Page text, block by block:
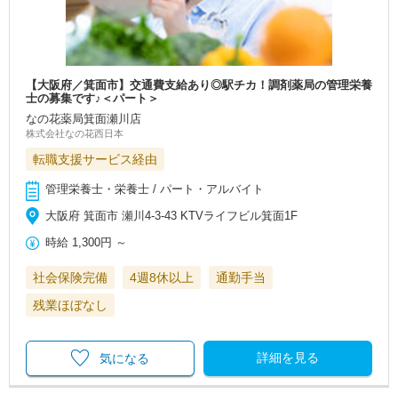
【大阪府／箕面市】交通費支給あり◎駅チカ！調剤薬局の管理栄養
士の募集です♪＜パート＞
なの花薬局箕面瀬川店
株式会社なの花西日本
転職支援サービス経由
管理栄養士・栄養士 / パート・アルバイト
大阪府 箕面市 瀬川4-3-43 KTVライフビル箕面1F
時給 1,300円 ～
社会保険完備 4週8休以上
通勤手当
残業ほぼなし
詳細を見る
気になる